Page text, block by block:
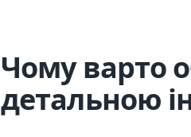
Чому варто
детальною